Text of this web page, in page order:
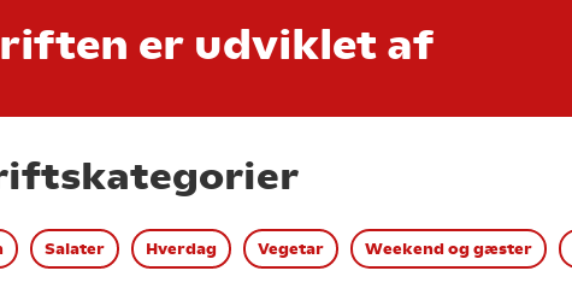
er udviklet af
Salater Hverdag Vegetar Weekend og gæster